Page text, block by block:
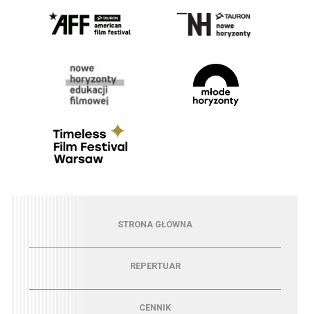
Menu - strona główna
STRONA GŁÓWNA
Menu - repertuarREPERTUAR
CENNIK